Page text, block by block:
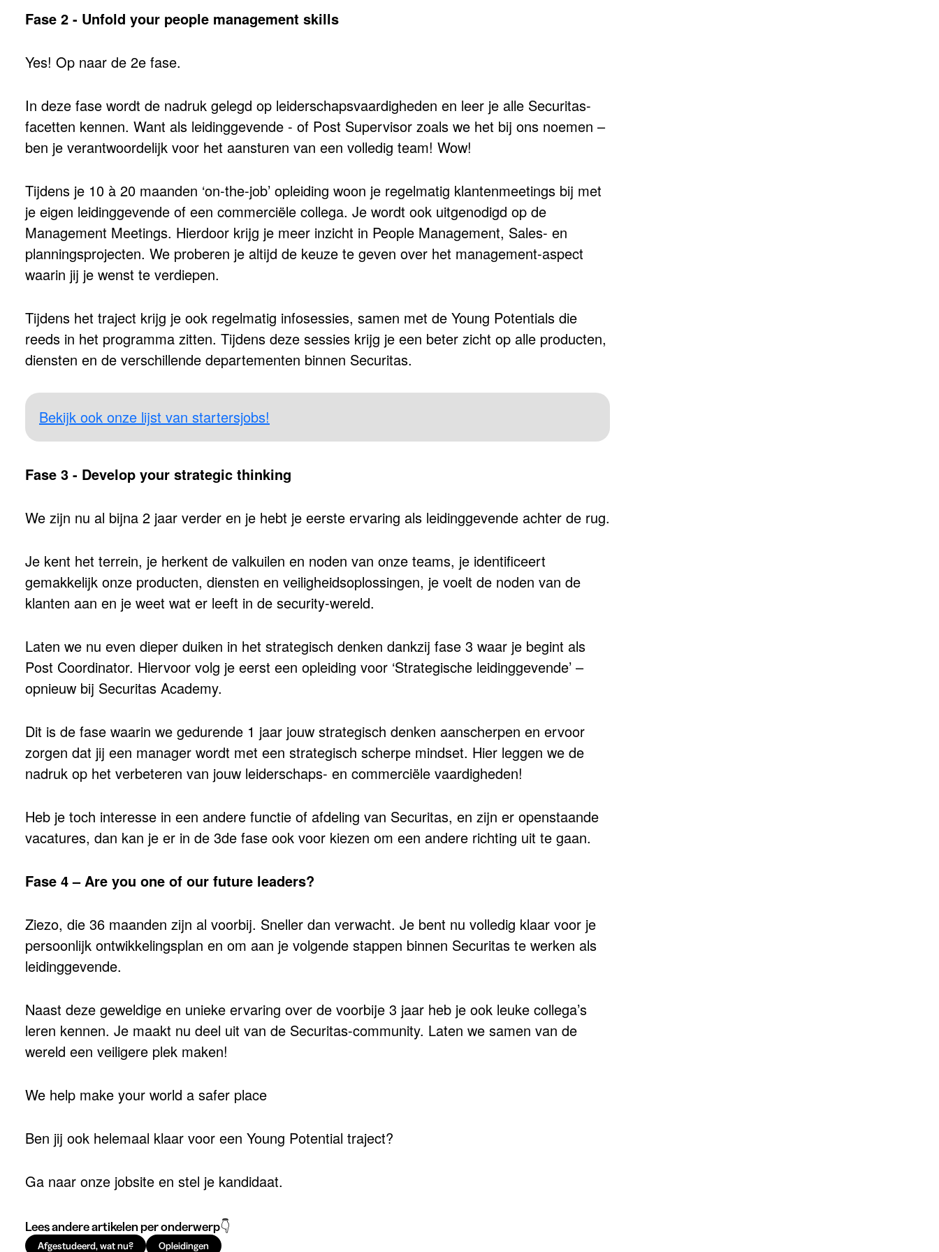
Fase 2 - Unfold your people management skills
Yes! Op naar de 2e fase.
In deze fase wordt de nadruk gelegd op leiderschapsvaardigheden en leer je alle Securitas-
facetten kennen. Want als leidinggevende - of Post Supervisor zoals we het bij ons noemen –
ben je verantwoordelijk voor het aansturen van een volledig team! Wow!
Tijdens je 10 à 20 maanden ‘on-the-job’ opleiding woon je regelmatig klantenmeetings bij met
je eigen leidinggevende of een commerciële collega. Je wordt ook uitgenodigd op de
Management Meetings. Hierdoor krijg je meer inzicht in People Management, Sales- en
planningsprojecten. We proberen je altijd de keuze te geven over het management-aspect
waarin jij je wenst te verdiepen.
Tijdens het traject krijg je ook regelmatig infosessies, samen met de Young Potentials die
reeds in het programma zitten. Tijdens deze sessies krijg je een beter zicht op alle producten,
diensten en de verschillende departementen binnen Securitas.
Bekijk ook onze lijst van startersjobs!
Fase 3 - Develop your strategic thinking
We zijn nu al bijna 2 jaar verder en je hebt je eerste ervaring als leidinggevende achter de rug.
Je kent het terrein, je herkent de valkuilen en noden van onze teams, je identificeert
gemakkelijk onze producten, diensten en veiligheidsoplossingen, je voelt de noden van de
klanten aan en je weet wat er leeft in de security-wereld.
Laten we nu even dieper duiken in het strategisch denken dankzij fase 3 waar je begint als
Post Coordinator. Hiervoor volg je eerst een opleiding voor ‘Strategische leidinggevende’ –
opnieuw bij Securitas Academy.
Dit is de fase waarin we gedurende 1 jaar jouw strategisch denken aanscherpen en ervoor
zorgen dat jij een manager wordt met een strategisch scherpe mindset. Hier leggen we de
nadruk op het verbeteren van jouw leiderschaps- en commerciële vaardigheden!
Heb je toch interesse in een andere functie of afdeling van Securitas, en zijn er openstaande
vacatures, dan kan je er in de 3de fase ook voor kiezen om een andere richting uit te gaan.
Fase 4 – Are you one of our future leaders?
Ziezo, die 36 maanden zijn al voorbij. Sneller dan verwacht. Je bent nu volledig klaar voor je
persoonlijk ontwikkelingsplan en om aan je volgende stappen binnen Securitas te werken als
leidinggevende.
Naast deze geweldige en unieke ervaring over de voorbije 3 jaar heb je ook leuke collega’s
leren kennen. Je maakt nu deel uit van de Securitas-community. Laten we samen van de
wereld een veiligere plek maken!
We help make your world a safer place
Ben jij ook helemaal klaar voor een Young Potential traject?
Ga naar onze jobsite en stel je kandidaat.
Lees andere artikelen per onderwerp👇
Afgestudeerd, wat nu? Opleidingen